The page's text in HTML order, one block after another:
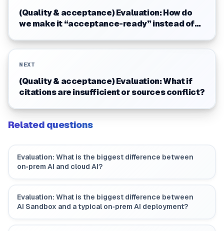
(Quality & acceptance) Evaluation: How do
we make it “acceptance-ready” instead of
NEXT
(Quality & acceptance) Evaluation: What if
citations are insufficient or sources conflict?
Related questions
Evaluation: What is the biggest difference between
on‑prem AI and cloud AI?
Evaluation: What is the biggest difference between
AI Sandbox and a typical on‑prem AI deployment?